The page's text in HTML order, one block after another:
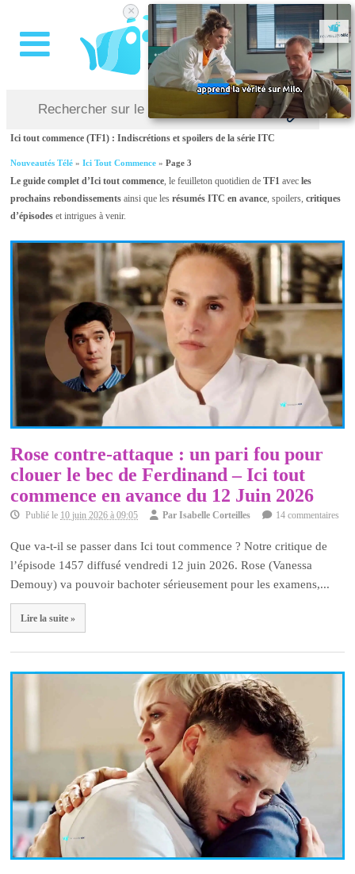
Ici tout commence (TF1) : Indiscrétions et spoilers de la série ITC
Nouveautés Télé »Ici Tout Commence »Page 3
Le guide complet d’Ici tout commence, le feuilleton quotidien deTF1 avecles
prochains rebondissements ainsi que lesrésumés ITC en avance, spoilers,critiques
d’épisodes et intrigues à venir.
Rose contre-attaque : un pari fou pour
clouer le bec de Ferdinand – Ici tout
commence en avance du 12 Juin 2026
Publié le 10 juin 2026 à 09:05 ParIsabelle Corteilles 14 commentaires
Que va-t-il se passer dans Ici tout commence ? Notre critique de
l’épisode 1457 diffusé vendredi 12 juin 2026. Rose (Vanessa
Demouy) va pouvoir bachoter sérieusement pour les examens,...
Lire la suite »
×